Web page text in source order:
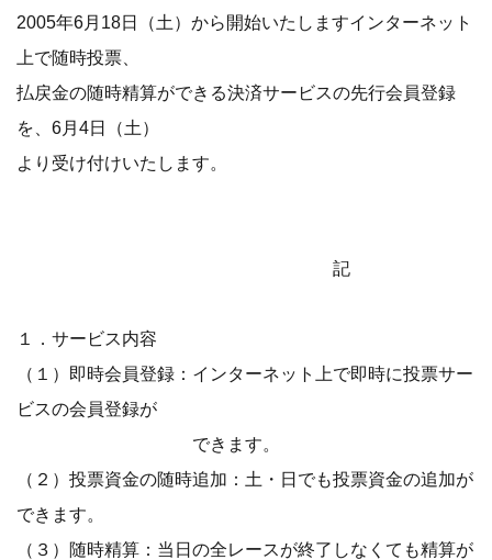
2005年6月18日（土）から開始いたしますインターネット
上で随時投票、
払戻金の随時精算ができる決済サービスの先行会員登録
を、6月4日（土）
より受け付けいたします。
記
１．サービス内容
（１）即時会員登録：インターネット上で即時に投票サー
ビスの会員登録が
できます。
（２）投票資金の随時追加：土・日でも投票資金の追加が
できます。
（３）随時精算：当日の全レースが終了しなくても精算が